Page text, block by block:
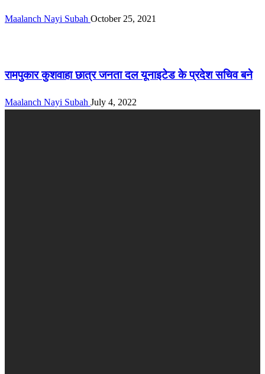
Maalanch Nayi Subah October 25, 2021
रामपुकार कुशवाहा छात्र जनता दल यूनाइटेड के प्रदेश सचिव बने
Maalanch Nayi Subah July 4, 2022